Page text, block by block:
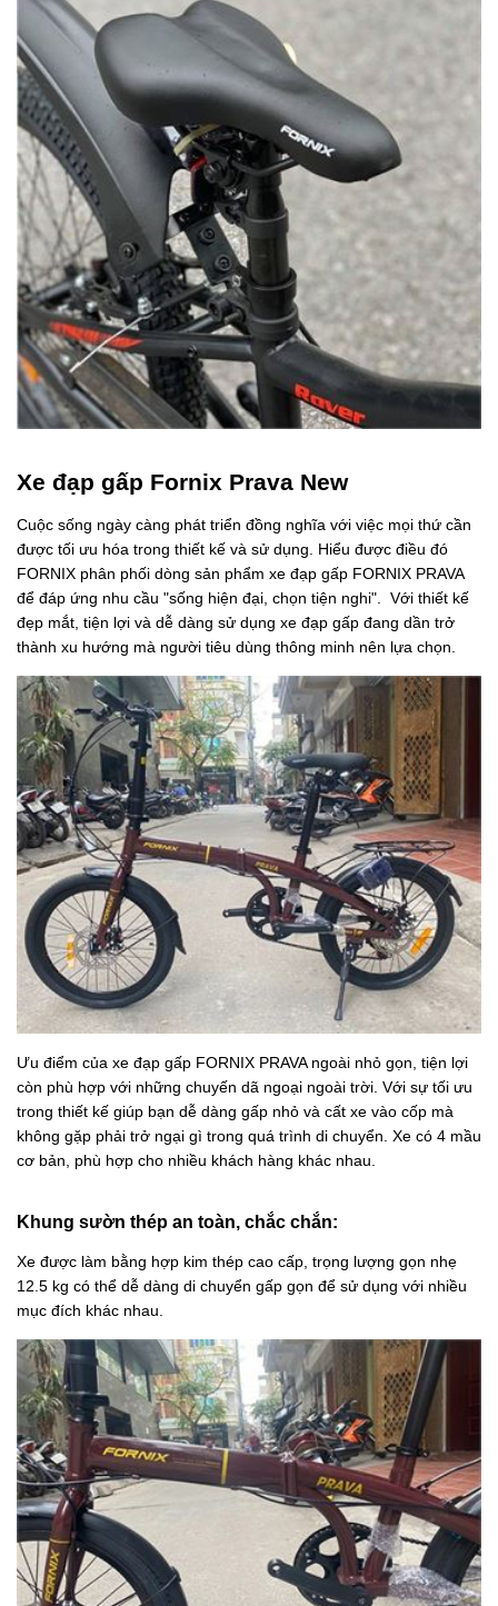
Xe đạp gấp Fornix Prava New
Cuộc sống ngày càng phát triển đồng nghĩa với việc mọi thứ cần
được tối ưu hóa trong thiết kế và sử dụng. Hiểu được điều đó
FORNIX phân phối dòng sản phẩm xe đạp gấp FORNIX PRAVA
để đáp ứng nhu cầu "sống hiện đại, chọn tiện nghi". Với thiết kế
đẹp mắt, tiện lợi và dễ dàng sử dụng xe đạp gấp đang dần trở
thành xu hướng mà người tiêu dùng thông minh nên lựa chọn.
Ưu điểm của xe đạp gấp FORNIX PRAVA ngoài nhỏ gọn, tiện lợi
còn phù hợp với những chuyến dã ngoại ngoài trời. Với sự tối ưu
trong thiết kế giúp bạn dễ dàng gấp nhỏ và cất xe vào cốp mà
không gặp phải trở ngại gì trong quá trình di chuyển. Xe có 4 mầu
cơ bản, phù hợp cho nhiều khách hàng khác nhau.
Khung sườn thép an toàn, chắc chắn:
Xe được làm bằng hợp kim thép cao cấp, trọng lượng gọn nhẹ
12.5 kg có thể dễ dàng di chuyển gấp gọn để sử dụng với nhiều
mục đích khác nhau.